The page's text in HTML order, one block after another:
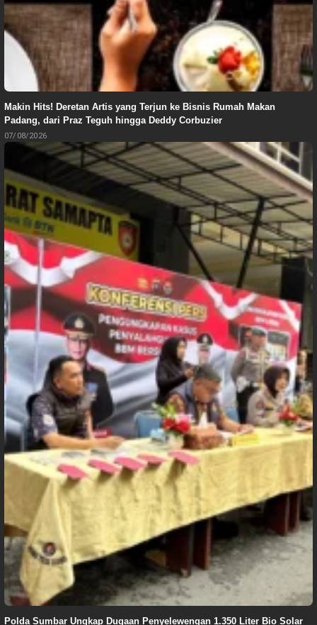
Makin Hits! Deretan Artis yang Terjun ke Bisnis Rumah Makan
Padang, dari Praz Teguh hingga Deddy Corbuzier
07/08/2026
Polda Sumbar Ungkap Dugaan Penyelewengan 1.350 Liter Bio Solar